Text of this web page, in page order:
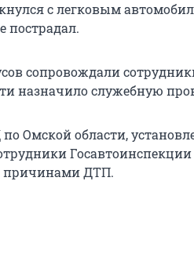
с легковым
пострадал.
сопровождали
назначило служебную
Омской области,
причинами ДТП.